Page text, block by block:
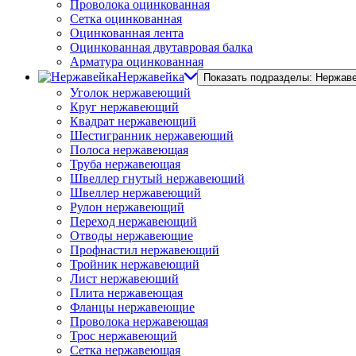
Проволока оцинкованная
Сетка оцинкованная
Оцинкованная лента
Оцинкованная двутавровая балка
Арматура оцинкованная
Нержавейка
Показать подразделы:
Уголок нержавеющий
Круг нержавеющий
Квадрат нержавеющий
Шестигранник нержавеющий
Полоса нержавеющая
Труба нержавеющая
Швеллер гнутый нержавеющий
Швеллер нержавеющий
Рулон нержавеющий
Переход нержавеющий
Отводы нержавеющие
Профнастил нержавеющий
Тройник нержавеющий
Лист нержавеющий
Плита нержавеющая
Фланцы нержавеющие
Проволока нержавеющая
Трос нержавеющий
Сетка нержавеющая